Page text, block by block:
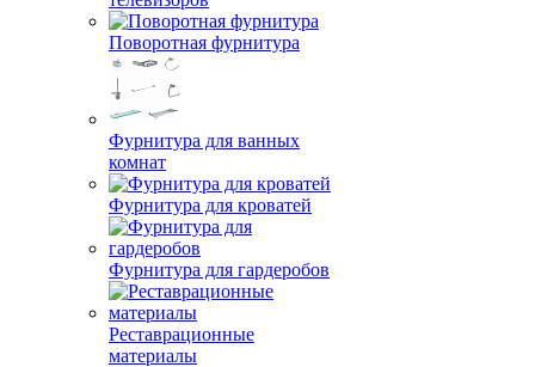
Поворотная фурнитура
Фурнитура для ванных
комнат
Фурнитура для кроватей
Фурнитура для гардеробов
Реставрационные
материалы